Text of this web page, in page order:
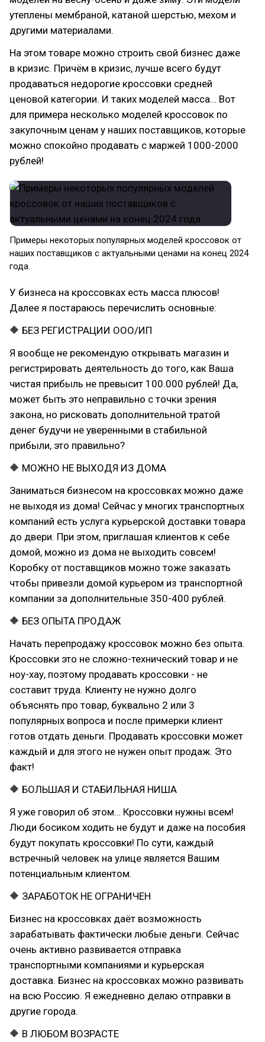
утеплены мембраной, катаной шерстью, мехом и
другими материалами.
На этом товаре можно строить свой бизнес даже
в кризис. Причём в кризис, лучше всего будут
продаваться недорогие кроссовки средней
ценовой категории. И таких моделей масса… Вот
для примера несколько моделей кроссовок по
закупочным ценам у наших поставщиков, которые
можно спокойно продавать с маржей 1000-2000
рублей!
Примеры некоторых популярных моделей кроссовок от
наших поставщиков с актуальными ценами на конец 2024
года.
У бизнеса на кроссовках есть масса плюсов!
Далее я постараюсь перечислить основные:
🔶 БЕЗ РЕГИСТРАЦИИ ООО/ИП
Я вообще не рекомендую открывать магазин и
регистрировать деятельность до того, как Ваша
чистая прибыль не превысит 100.000 рублей! Да,
может быть это неправильно с точки зрения
закона, но рисковать дополнительной тратой
денег будучи не уверенными в стабильной
прибыли, это правильно?
🔶 МОЖНО НЕ ВЫХОДЯ ИЗ ДОМА
Заниматься бизнесом на кроссовках можно даже
не выходя из дома! Сейчас у многих транспортных
компаний есть услуга курьерской доставки товара
до двери. При этом, приглашая клиентов к себе
домой, можно из дома не выходить совсем!
Коробку от поставщиков можно тоже заказать
чтобы привезли домой курьером из транспортной
компании за дополнительные 350-400 рублей.
🔶 БЕЗ ОПЫТА ПРОДАЖ
Начать перепродажу кроссовок можно без опыта.
Кроссовки это не сложно-технический товар и не
ноу-хау, поэтому продавать кроссовки - не
составит труда. Клиенту не нужно долго
объяснять про товар, буквально 2 или 3
популярных вопроса и после примерки клиент
готов отдать деньги. Продавать кроссовки может
каждый и для этого не нужен опыт продаж. Это
факт!
🔶 БОЛЬШАЯ И СТАБИЛЬНАЯ НИША
Я уже говорил об этом… Кроссовки нужны всем!
Люди босиком ходить не будут и даже на пособия
будут покупать кроссовки! По сути, каждый
встречный человек на улице является Вашим
потенциальным клиентом.
🔶 ЗАРАБОТОК НЕ ОГРАНИЧЕН
Бизнес на кроссовках даёт возможность
зарабатывать фактически любые деньги. Сейчас
очень активно развивается отправка
транспортными компаниями и курьерская
доставка. Бизнес на кроссовках можно развивать
на всю Россию. Я ежедневно делаю отправки в
другие города.
🔶 В ЛЮБОМ ВОЗРАСТЕ